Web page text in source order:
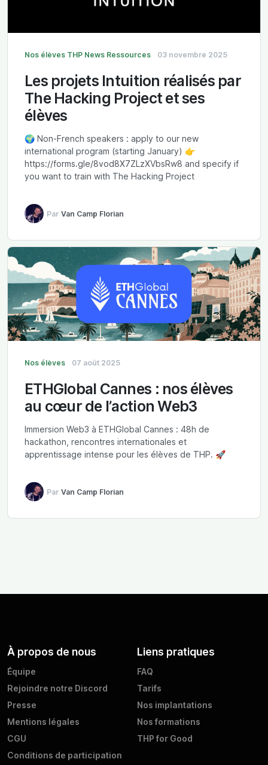
Nos élèves THP News Ressources 03 novembre 2025
Les projets Intuition réalisés par
The Hacking Project et ses
élèves
🌍 Non-French speakers : apply to our new
international program (starting January) 👉
https://forms.gle/8vod8X7ZLzXVbsRw8 and specify if
you want to train with The Hacking Project
Par Van Camp Florian
Nos élèves 07 août 2025
ETHGlobal Cannes : nos élèves
au cœur de l’action Web3
Immersion Web3 à ETHGlobal Cannes : 48h de
hackathon, rencontres internationales et
apprentissage intense pour les élèves de THP. 🚀
Par Van Camp Florian
À propos de nous
Équipe
Rejoindre notre Discord
Presse
Mentions légales
CGU
Conditions de participation
Liens pratiques
FAQ
Tarifs
Nos implantations
Nos formations
THP for Good